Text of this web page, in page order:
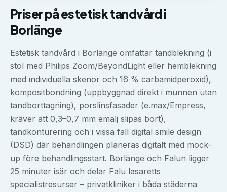
Priser påestetisk tandvårdi
Borlänge
Estetisk tandvård i Borlänge omfattar tandblekning (i
stol med Philips Zoom/BeyondLight eller hemblekning
med individuella skenor och 16 % carbamidperoxid),
kompositbondning (uppbyggnad direkt i munnen utan
tandborttagning), porslinsfasader (e.max/Empress,
kräver att 0,3–0,7 mm emalj slipas bort),
tandkonturering och i vissa fall digital smile design
(DSD) där behandlingen planeras digitalt med mock-
up före behandlingsstart. Borlänge och Falun ligger
25 minuter isär och delar Falu lasaretts
specialistresurser – privatkliniker i båda städerna